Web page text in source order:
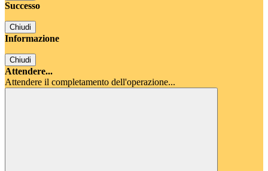
Successo
Chiudi
Informazione
Chiudi
Attendere...
Attendere il completamento dell'operazione...